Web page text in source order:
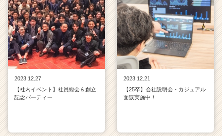
2023.12.27
【社内イベント】社員総会＆創立
記念パーティー
2023.12.21
【25卒】会社説明会・カジュアル
面談実施中！